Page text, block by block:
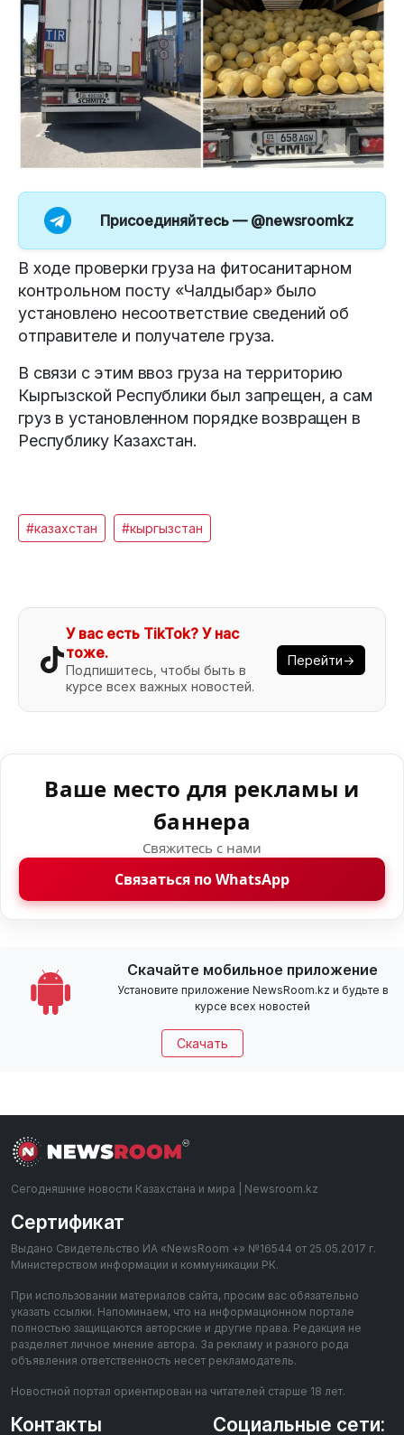
Присоединяйтесь — @newsroomkz
В ходе проверки груза на фитосанитарном
контрольном посту «Чалдыбар» было
установлено несоответствие сведений об
отправителе и получателе груза.
В связи с этим ввоз груза на территорию
Кыргызской Республики был запрещен, а сам
груз в установленном порядке возвращен в
Республику Казахстан.
#казахстан #кыргызстан
У вас есть TikTok? У нас
тоже.
Подпишитесь, чтобы быть в
курсе всех важных новостей.
Перейти→
Ваше место для рекламы и
баннера
Свяжитесь с нами
Связаться по WhatsApp
Скачайте мобильное приложение
Установите приложение NewsRoom.kz и будьте в
курсе всех новостей
Скачать
Сегодняшние новости Казахстана и мира | Newsroom.kz
Сертификат
Выдано Свидетельство ИА «NewsRoom +» №16544 от 25.05.2017 г.
Министерством информации и коммуникации РК.
При использовании материалов сайта, просим вас обязательно
указать ссылки. Напоминаем, что на информационном портале
полностью защищаются авторские и другие права. Редакция не
разделяет личное мнение автора. За рекламу и разного рода
объявления ответственность несет рекламодатель.
Новостной портал ориентирован на читателей старше 18 лет.
Контакты Социальные сети: